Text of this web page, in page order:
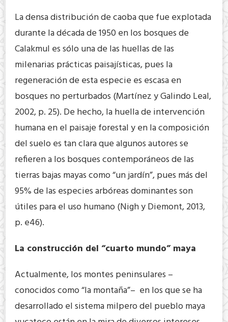
La densa distribución de caoba que fue explotada
durante la década de 1950 en los bosques de
Calakmul es sólo una de las huellas de las
milenarias prácticas paisajísticas, pues la
regeneración de esta especie es escasa en
bosques no perturbados (Martínez y Galindo Leal,
2002, p. 25). De hecho, la huella de intervención
humana en el paisaje forestal y en la composición
del suelo es tan clara que algunos autores se
refieren a los bosques contemporáneos de las
tierras bajas mayas como “un jardín”, pues más del
95% de las especies arbóreas dominantes son
útiles para el uso humano (Nigh y Diemont, 2013,
p. e46).
La construcción del “cuarto mundo” maya
Actualmente, los montes peninsulares –
conocidos como “la montaña”– en los que se ha
desarrollado el sistema milpero del pueblo maya